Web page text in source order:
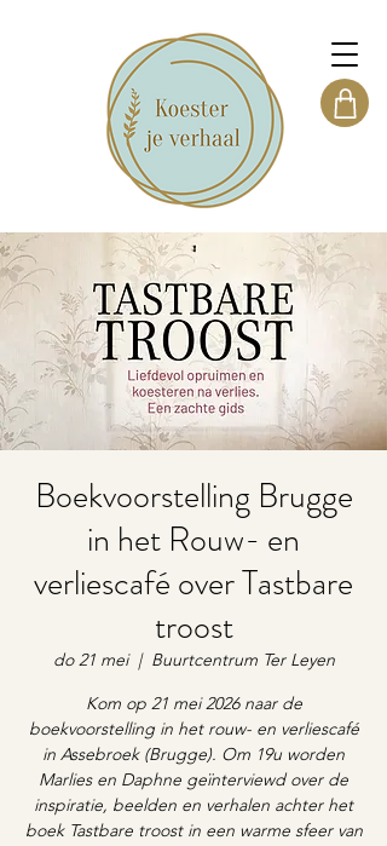
Boekvoorstelling Brugge
in het Rouw- en
verliescafé over Tastbare
troost
do 21 mei
  |
Buurtcentrum Ter Leyen
Kom op 21 mei 2026 naar de
boekvoorstelling in het rouw- en verliescafé
in Assebroek (Brugge). Om 19u worden
Marlies en Daphne geïnterviewd over de
inspiratie, beelden en verhalen achter het
boek Tastbare troost in een warme sfeer van